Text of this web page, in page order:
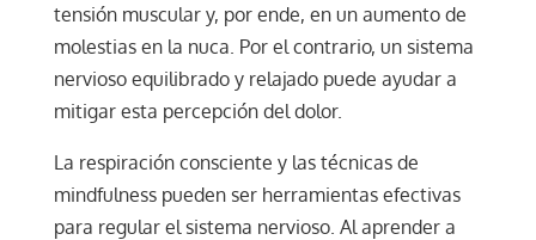
tensión muscular y, por ende, en un aumento de
molestias en la nuca. Por el contrario, un sistema
nervioso equilibrado y relajado puede ayudar a
mitigar esta percepción del dolor.
La respiración consciente y las técnicas de
mindfulness pueden ser herramientas efectivas
para regular el sistema nervioso. Al aprender a